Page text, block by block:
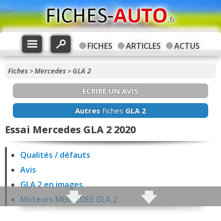
FICHES ARTICLES ACTUS
Fiches >Mercedes > GLA 2
ECRIRE UN AVIS
Autres Fiches GLA 2
Essai Mercedes GLA 2 2020
Qualités / défauts
Avis
GLA 2 en images
Moteurs MERCEDES GLA 2